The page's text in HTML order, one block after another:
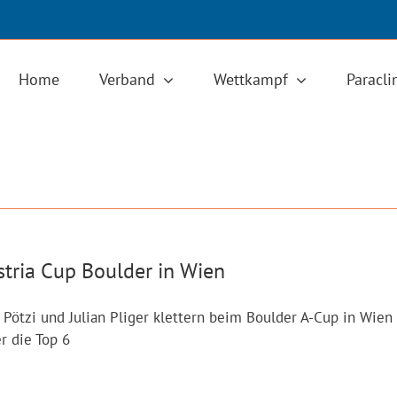
Home Verband Wettkampf
Cup Boulder in Wien
Pötzi und Julian Pliger klettern beim Boulder A-Cup in Wien
die Top 6